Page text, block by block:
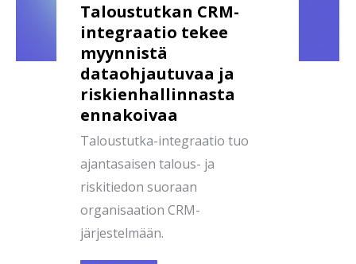
Taloustutkan CRM-
integraatio tekee
myynnistä
dataohjautuvaa ja
riskienhallinnasta
ennakoivaa
Taloustutka-integraatio tuo
ajantasaisen talous- ja
riskitiedon suoraan
organisaation CRM-
järjestelmään.